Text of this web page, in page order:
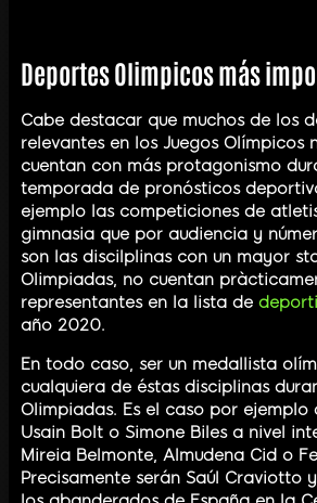
Deportes Olimpicos más
Cabe destacar que muchos de los
relevantes en los Juegos Olímpicos
cuentan con más protagonismo
temporada de pronósticos
ejemplo las competiciones de
gimnasia que por audiencia y
son las discilplinas con un mayor
Olimpiadas, no cuentan
representantes en la lista de
año 2020.
En todo caso, ser un medallista
cualquiera de éstas disciplinas
Olimpiadas. Es el caso por ejemplo
Usain Bolt o Simone Biles a nivel
Mireia Belmonte, Almudena Cid o
Precisamente serán Saúl Craviotto y